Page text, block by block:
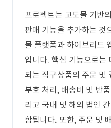
프로젝트는 고도몰 기반
판매 기능을 추가하는 것
몰 플랫폼과 하이브리드
입니다. 핵심 기능으로는
되는 직구상품의 주문 및
부호 처리, 배송비 및 반
리고 국내 및 해외 법인
함됩니다. 또한, 주문 및